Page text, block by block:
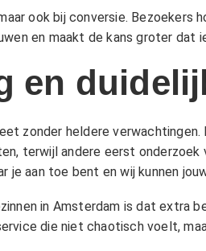
ook bij conversie.
en maakt de kans groter dat
en
zonder heldere
terwijl andere eerst
je aan toe bent en wij kunnen
in Amsterdam is dat extra
die niet chaotisch voelt,